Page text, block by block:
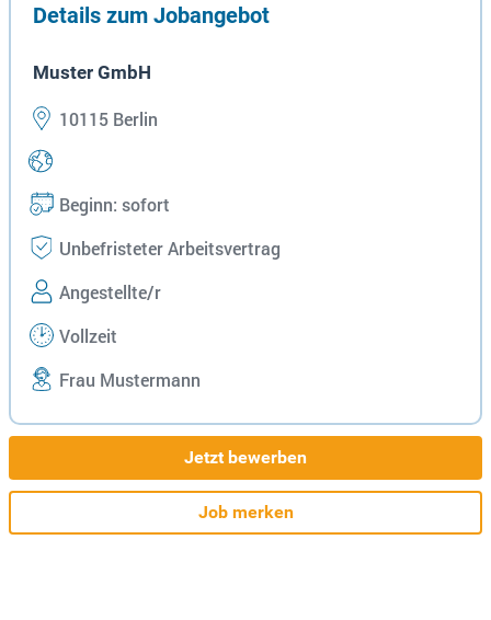
Details zum Jobangebot
Muster GmbH
10115 Berlin
Beginn: sofort
Unbefristeter Arbeitsvertrag
Angestellte/r
Vollzeit
Frau Mustermann
Jetzt bewerben
Job merken